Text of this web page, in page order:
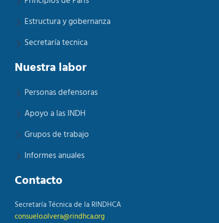
Estructura y gobernanza
Secretaría tecnica
Nuestra labor
Personas defensoras
Apoyo a las INDH
Grupos de trabajo
Informes anuales
Contacto
Secretaría Técnica de la RINDHCA
consuelo.olvera@rindhca.org